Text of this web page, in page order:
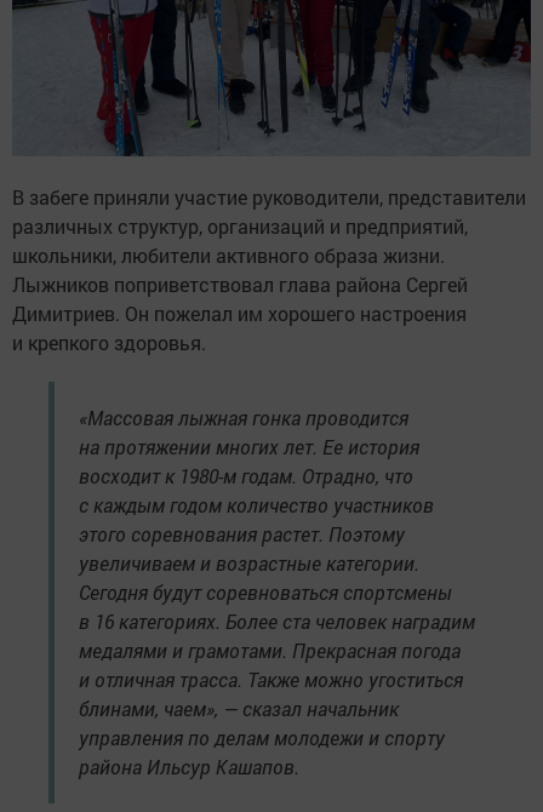
В забеге приняли участие руководители, представители
различных структур, организаций и предприятий,
школьники, любители активного образа жизни.
Лыжников поприветствовал глава района Сергей
Димитриев. Он пожелал им хорошего настроения
и крепкого здоровья.
«Массовая лыжная гонка проводится
на протяжении многих лет. Ее история
восходит к 1980-м годам. Отрадно, что
с каждым годом количество участников
этого соревнования растет. Поэтому
увеличиваем и возрастные категории.
Сегодня будут соревноваться спортсмены
в 16 категориях. Более ста человек наградим
медалями и грамотами. Прекрасная погода
и отличная трасса. Также можно угоститься
блинами, чаем», — сказал начальник
управления по делам молодежи и спорту
района Ильсур Кашапов.